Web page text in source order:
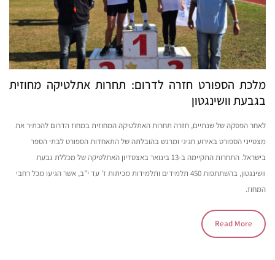
מלכת הספורט חזרה לדרום: תחרות אתלטיקה מחוזית
בגבעת וושינגטון
לאחר הפסקה של שנתיים, חזרה תחרות האתלטיקה המחוזית במחוז הדרום להכתיר את
מצטייני הספורט באירוע חגיגי ומרגש בהובלתה של התאחדות הספורט לבתי הספר
בישראל. התחרות התקיימה ב-13 בינואר באצטדיון האתלטיקה של מכללת גבעת
וושינגטון, בהשתתפות 450 תלמידים ותלמידות מכיתות ז’ עד י”ב, אשר הגיעו מכל רחבי
המחוז.
Read More